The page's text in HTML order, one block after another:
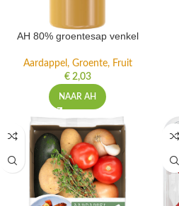
AH 80% groentesap venkel
Aardappel, Groente, Fruit
€2,03
NAAR AH